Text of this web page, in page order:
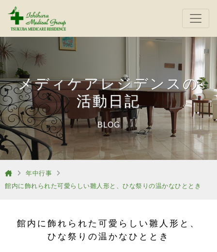
メディケアレジデンスの
活動日記
BLOG
年中行事
館内に飾れられた可愛らしい雛人形と、ひな祭りの温かなひととき
館内に飾れられた可愛らしい雛人形と、
ひな祭りの温かなひととき